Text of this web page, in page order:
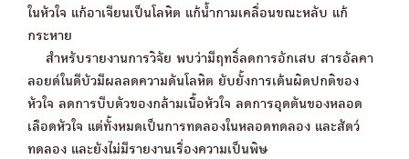
ในหัวใจ แก้อาเจียนเป็นโลหิต แก้น้ำกามเคลื่อนขณะหลับ แก้
กระหาย
สำหรับรายงานการวิจัย พบว่ามีฤทธิ์ลดการอักเสบ สารอัลคา
ลอยด์ในดีบัวมีผลลดความดันโลหิต ยับยั้งการเต้นผิดปกติของ
หัวใจ ลดการบีบตัวของกล้ามเนื้อหัวใจ ลดการอุดตันของหลอด
เลือดหัวใจ แต่ทั้งหมดเป็นการทดลองในหลอดทดลอง และสัตว์
ทดลอง และยังไม่มีรายงานเรื่องความเป็นพิษ